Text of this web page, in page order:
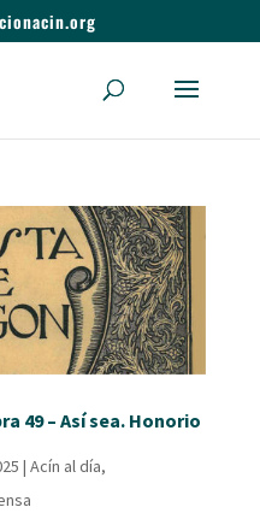
49 – Así sea. Honorio
| Acín al día,